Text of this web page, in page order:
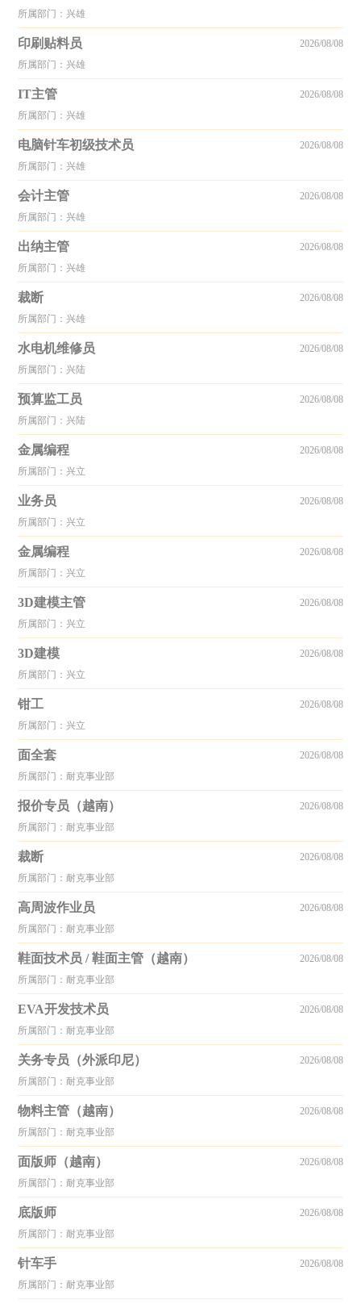
所属部门：兴雄
印刷贴料员
所属部门：兴雄
2026/08/08
IT主管
所属部门：兴雄
2026/08/08
电脑针车初级技术员
所属部门：兴雄
2026/08/08
会计主管
所属部门：兴雄
2026/08/08
出纳主管
所属部门：兴雄
2026/08/08
裁断
所属部门：兴雄
2026/08/08
水电机维修员
所属部门：兴陆
2026/08/08
预算监工员
所属部门：兴陆
2026/08/08
金属编程
所属部门：兴立
2026/08/08
业务员
所属部门：兴立
2026/08/08
金属编程
所属部门：兴立
2026/08/08
3D建模主管
所属部门：兴立
2026/08/08
3D建模
所属部门：兴立
2026/08/08
钳工
所属部门：兴立
2026/08/08
面全套
所属部门：耐克事业部
2026/08/08
报价专员（越南）
所属部门：耐克事业部
2026/08/08
裁断
所属部门：耐克事业部
2026/08/08
高周波作业员
所属部门：耐克事业部
2026/08/08
鞋面技术员 / 鞋面主管（越南）
所属部门：耐克事业部
2026/08/08
EVA开发技术员
所属部门：耐克事业部
2026/08/08
关务专员（外派印尼）
所属部门：耐克事业部
2026/08/08
物料主管（越南）
所属部门：耐克事业部
2026/08/08
面版师（越南）
所属部门：耐克事业部
2026/08/08
底版师
所属部门：耐克事业部
2026/08/08
针车手
所属部门：耐克事业部
2026/08/08